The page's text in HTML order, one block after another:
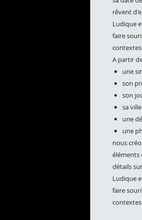
rêvent
Ludique
faire
A partir
une
son
son
sa ville
une
une
nous
éléments
détails
Ludique
faire